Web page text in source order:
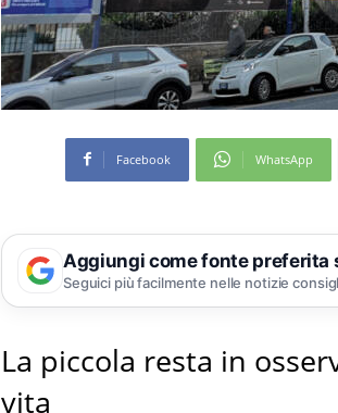
Facebook WhatsApp
Aggiungi come fonte preferita
Seguici più facilmente nelle notizie
La piccola resta in
vita